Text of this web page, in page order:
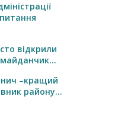
відкрили
–кращий
району...